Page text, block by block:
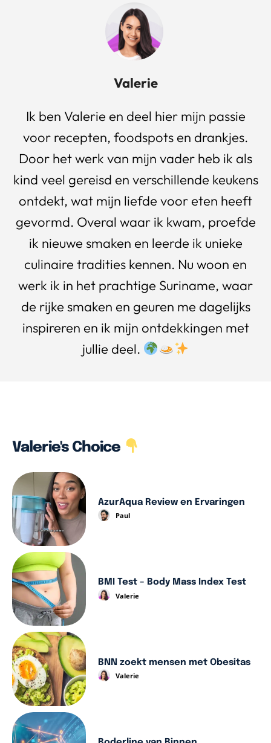
Valerie
Ik ben Valerie en deel hier mijn passie
voor recepten, foodspots en drankjes.
Door het werk van mijn vader heb ik als
kind veel gereisd en verschillende keukens
ontdekt, wat mijn liefde voor eten heeft
gevormd. Overal waar ik kwam, proefde
ik nieuwe smaken en leerde ik unieke
culinaire tradities kennen. Nu woon en
werk ik in het prachtige Suriname, waar
de rijke smaken en geuren me dagelijks
inspireren en ik mijn ontdekkingen met
jullie deel.
Valerie's Choice
AzurAqua Review en Ervaringen
Paul
BMI Test – Body Mass Index Test
Valerie
BNN zoekt mensen met Obesitas
Valerie